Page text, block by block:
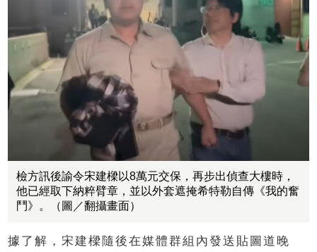
檢方訊後諭令宋建樑以8萬元交保，再步出偵查大樓時，
他已經取下納粹臂章，並以外套遮掩希特勒自傳《我的奮
鬥》。（圖／翻攝畫面）
據了解，宋建樑隨後在媒體群組內發送貼圖道晚